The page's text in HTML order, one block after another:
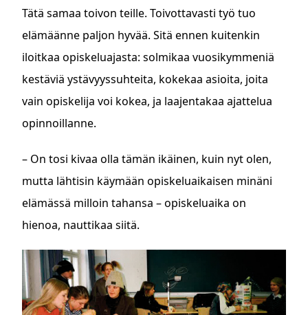
Tätä samaa toivon teille. Toivottavasti työ tuo
elämäänne paljon hyvää. Sitä ennen kuitenkin
iloitkaa opiskeluajasta: solmikaa vuosikymmeniä
kestäviä ystävyyssuhteita, kokekaa asioita, joita
vain opiskelija voi kokea, ja laajentakaa ajattelua
opinnoillanne.
– On tosi kivaa olla tämän ikäinen, kuin nyt olen,
mutta lähtisin käymään opiskeluaikaisen minäni
elämässä milloin tahansa – opiskeluaika on
hienoa, nauttikaa siitä.